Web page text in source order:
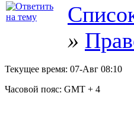
»
Текущее время: 07-Авг 08:10
Часовой пояс: GMT + 4